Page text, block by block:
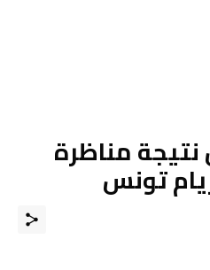
نتيجة مناظرة
تونس